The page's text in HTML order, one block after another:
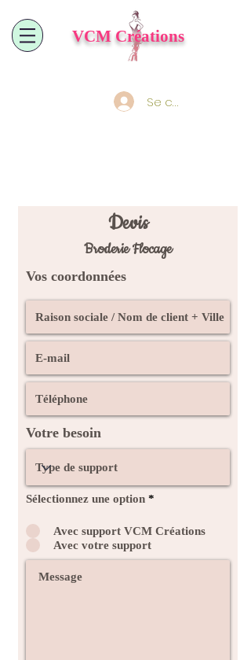
VCM Créations
Se connecter
Devis
Broderie Flocage
Vos coordonnées
Votre besoin
Sélectionnez une option *
Avec support VCM Créations
Avec votre support